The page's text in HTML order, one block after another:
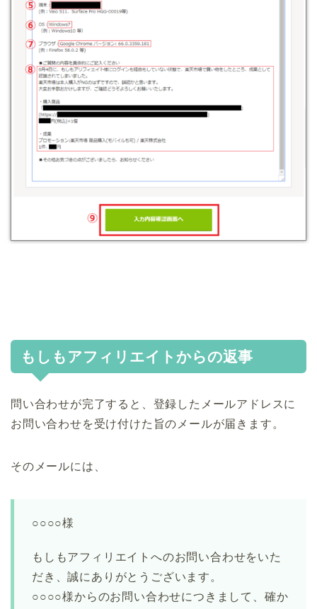
もしもアフィリエイトからの返事
問い合わせが完了すると、登録したメールアドレスに
お問い合わせを受け付けた旨のメールが届きます。
そのメールには、
○○○○様
もしもアフィリエイトへのお問い合わせをいた
だき、誠にありがとうございます。
○○○○様からのお問い合わせにつきまして、確か